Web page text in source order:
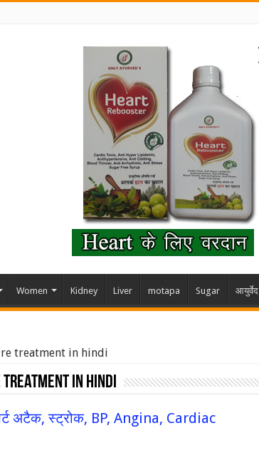
Women Kidney Liver motapa Sugar आयुर्वेद
treatment in hindi
treatment in hindi
अटैक, स्ट्रोक, BP, Angina, Cardiac